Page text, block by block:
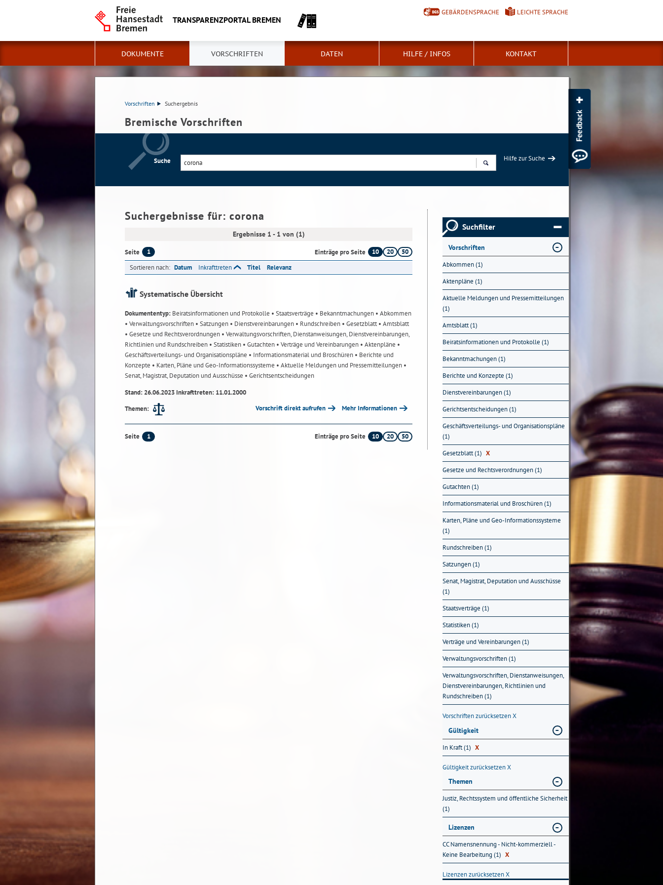
TRANSPARENZPORTAL BREMEN
GEBÄRDENSPRACHE LEICHTE SPRACHE
DOKUMENTE VORSCHRIFTEN DATEN HILFE / INFOS KONTAKT
Vorschriften Suchergebnis
Bremische Vorschriften
Suche
Hilfe zur Suche
Suchergebnisse für: corona
Ergebnisse 1 - 1 von (1)
Seite 1 Einträge pro Seite 10 20
50
Sortieren nach: Datum Inkrafttreten Titel Relevanz
Systematische Übersicht
Dokumententyp: Beiratsinformationen und Protokolle • Staatsverträge • Bekanntmachungen • Abkommen
• Verwaltungsvorschriften • Satzungen • Dienstvereinbarungen • Rundschreiben • Gesetzblatt• Amtsblatt
• Gesetze und Rechtsverordnungen • Verwaltungsvorschriften, Dienstanweisungen, Dienstvereinbarungen,
Richtlinien und Rundschreiben • Statistiken • Gutachten • Verträge und Vereinbarungen • Aktenpläne •
Geschäftsverteilungs- und Organisationspläne • Informationsmaterial und Broschüren • Berichte und
Konzepte • Karten, Pläne und Geo-Informationssysteme • Aktuelle Meldungen und Pressemitteilungen •
Senat, Magistrat, Deputation und Ausschüsse • Gerichtsentscheidungen
Stand: 26.06.2023 Inkrafttreten: 11.01.2000
Themen:
Vorschrift direkt aufrufen Mehr Informationen
Seite 1 Einträge pro Seite 10 20 50
Suchfilter
Vorschriften
Abkommen (1)
Aktenpläne (1)
Aktuelle Meldungen und Pressemitteilungen
(1)
Amtsblatt (1)
Beiratsinformationen und Protokolle (1)
Bekanntmachungen (1)
Berichte und Konzepte (1)
Dienstvereinbarungen (1)
Gerichtsentscheidungen (1)
Geschäftsverteilungs- und Organisationspläne
(1)
Gesetzblatt (1) X
Gesetze und Rechtsverordnungen (1)
Gutachten (1)
Informationsmaterial und Broschüren (1)
Karten, Pläne und Geo-Informationssysteme
(1)
Rundschreiben (1)
Satzungen (1)
Senat, Magistrat, Deputation und Ausschüsse
(1)
Staatsverträge (1)
Statistiken (1)
Verträge und Vereinbarungen (1)
Verwaltungsvorschriften (1)
Verwaltungsvorschriften, Dienstanweisungen,
Dienstvereinbarungen, Richtlinien und
Rundschreiben (1)
Vorschriften zurücksetzenX
Gültigkeit
In Kraft (1) X
Gültigkeit zurücksetzenX
Themen
Justiz, Rechtssystem und öffentliche Sicherheit
(1)
Lizenzen
CC Namensnennung - Nicht-kommerziell -
Keine Bearbeitung (1) X
Lizenzen zurücksetzenX